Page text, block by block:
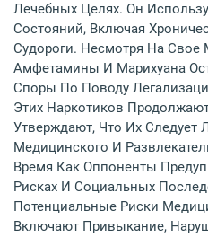
Лечебных Целях. Он
Состояний, Включая
Судороги. Несмотря На
Амфетамины И Марихуана
Споры По Поводу
Этих Наркотиков
Утверждают, Что Их Следует
Медицинского И
Время Как Оппоненты
Рисках И Социальных
Потенциальные Риски
Включают Привыкание,